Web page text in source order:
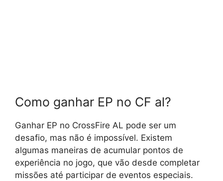
Como ganhar EP no CF al?
Ganhar EP no CrossFire AL pode ser um
desafio, mas não é impossível. Existem
algumas maneiras de acumular pontos de
experiência no jogo, que vão desde completar
missões até participar de eventos especiais.